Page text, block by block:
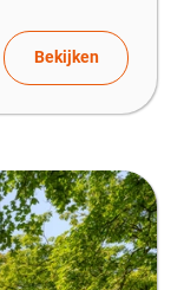
Bekijken